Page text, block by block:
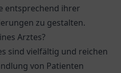
entsprechend ihrer
zu gestalten.
Arztes?
sind vielfältig und reichen
von Patienten